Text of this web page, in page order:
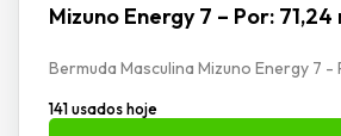
Mizuno Energy 7 – Por: 71,24
Bermuda Masculina Mizuno Energy 7 -
141 usados hoje